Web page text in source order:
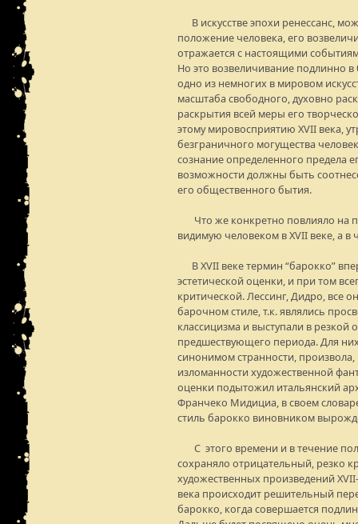
В искусстве эпохи ренессанс,
положение человека, его
отражается с настоящими
Но это возвеличивание подлинно
одно из немногих в мировом
масштаба свободного, духовно
раскрытия всей меры его
этому мировосприятию XVII века,
безграничного могущества
сознание определенного предела
возможности должны быть
его общественного бытия.
Что же конкретно повлияло на
видимую человеком в XVII веке, а в
В XVII веке термин “барокко”
эстетической оценки, и при том
критической. Лессинг, Дидро, все
барочном стиле, т.к. являлись
классицизма и выступали в резкой
предшествующего периода. Для
синонимом странности,
изломанности художественной
оценки подытожил итальянский
Франчеко Мидициа, в своем
стиль барокко виновником
С этого времени и в течение
сохраняло отрицательный, резко
художественных произведений
века происходит решительный
барокко, когда совершается